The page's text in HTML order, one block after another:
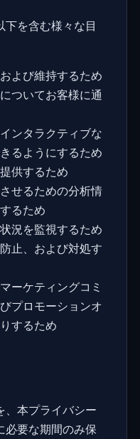
を含む様々な目
よび維持するため
ついてお客様に通
ンタラクティブな
るようにするため
供するため
せるための分析情
るため
況を監視するため
止、および対処す
ーケティングコミ
プロモーションオ
するため
、本プライバシー
必要な期間のみ保